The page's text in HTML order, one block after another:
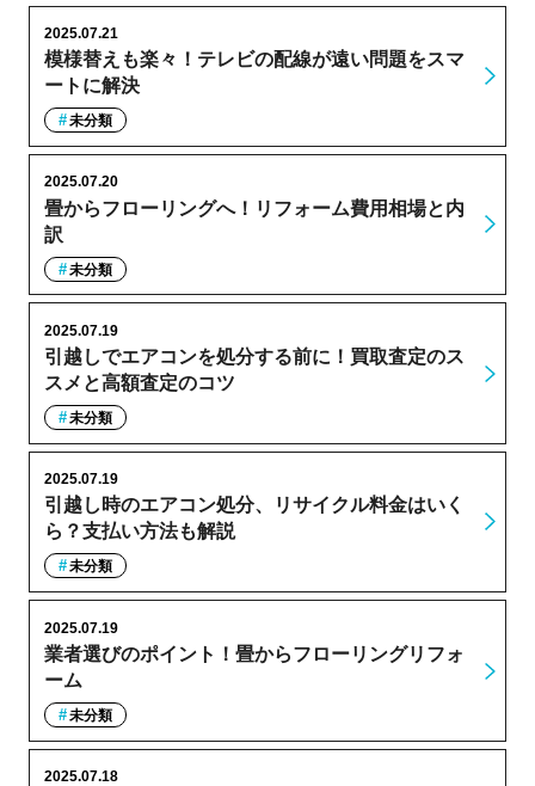
模様替えも楽々！テレビの配線が遠い問題をスマ
ートに解決
2025.07.21
未分類
畳からフローリングへ！リフォーム費用相場と内
訳
2025.07.20
未分類
引越しでエアコンを処分する前に！買取査定のス
スメと高額査定のコツ
2025.07.19
未分類
引越し時のエアコン処分、リサイクル料金はいく
ら？支払い方法も解説
2025.07.19
未分類
業者選びのポイント！畳からフローリングリフォ
ーム
2025.07.19
未分類
2025.07.18